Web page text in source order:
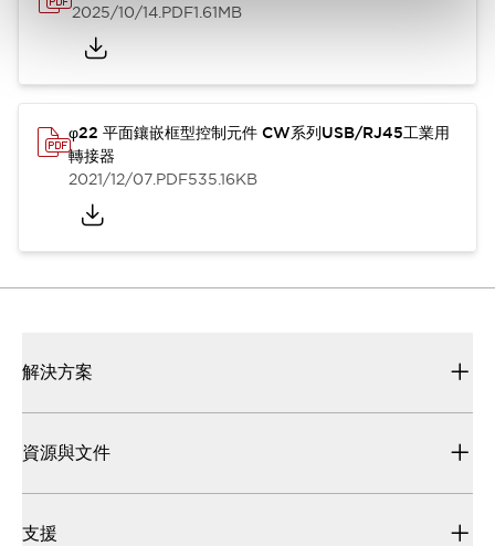
2025/10/14.PDF1.61MB
φ22 平面鑲嵌框型控制元件 CW系列USB/RJ45工業用
轉接器
2021/12/07.PDF535.16KB
解決方案
資源與文件
支援